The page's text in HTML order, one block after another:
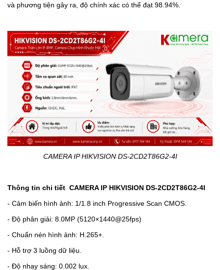
và phương tiện gây ra, độ chính xác có thể đạt 98.94%.
CAMERA IP HIKVISION DS-2CD2T86G2-4I
Thông tin chi tiết CAMERA IP HIKVISION DS-2CD2T86G2-4I
- Cảm biến hình ảnh: 1/1.8 inch Progressive Scan CMOS.
- Độ phân giải: 8.0MP (5120×1440@25fps)
- Chuẩn nén hình ảnh: H.265+.
- Hỗ trợ 3 luồng dữ liệu.
- Độ nhạy sáng: 0.002 lux.